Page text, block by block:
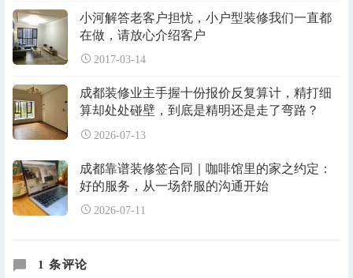
小河解答老客户担忧，小户型装修我们一直都
在做，请放心介绍客户
2017-03-14
成都装修业主手握十份报价反复算计，精打细
算却处处碰壁，到底是精明还是走了弯路？
2026-07-13
成都靠谱装修签合同｜咖啡馆里的家之约定：
好的服务，从一场舒服的沟通开始
2026-07-11
1 条评论